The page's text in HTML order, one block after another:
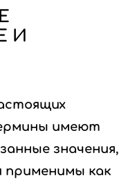
И
имеют
значения,
применимы как